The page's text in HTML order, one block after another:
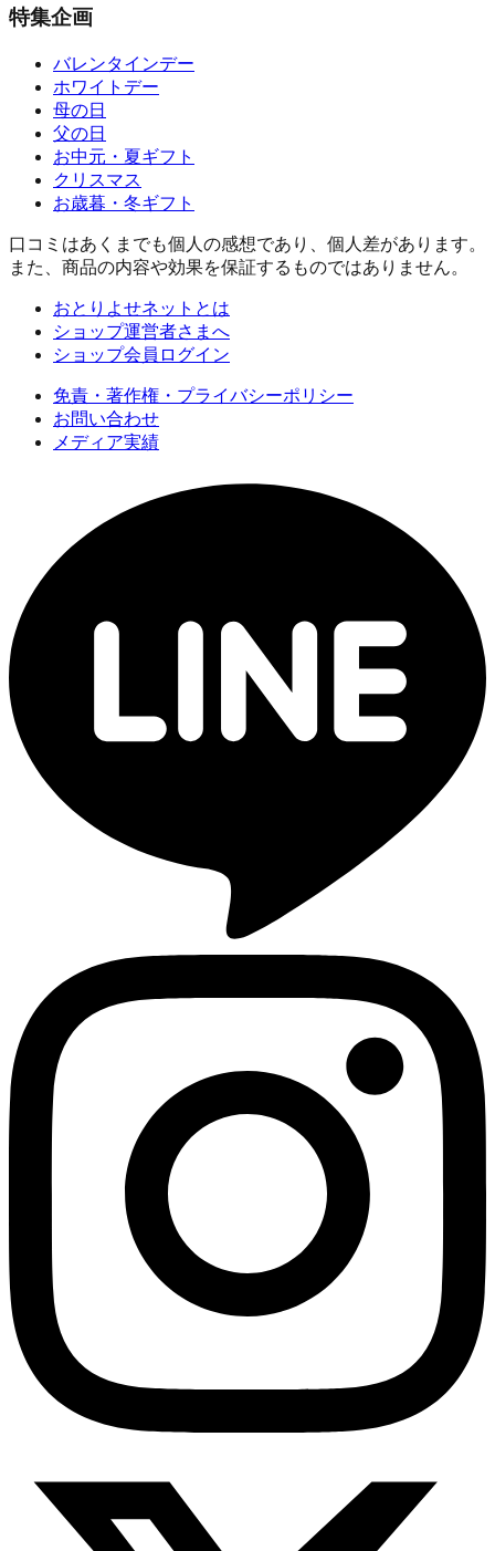
特集企画
バレンタインデー
ホワイトデー
母の日
父の日
お中元・夏ギフト
クリスマス
お歳暮・冬ギフト
口コミはあくまでも個人の感想であり、個人差があります。
また、商品の内容や効果を保証するものではありません。
おとりよせネットとは
ショップ運営者さまへ
ショップ会員ログイン
免責・著作権・プライバシーポリシー
お問い合わせ
メディア実績